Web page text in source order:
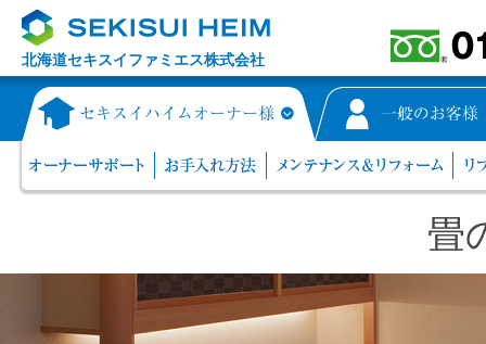
北海道セキスイファミエス株式会社
畳